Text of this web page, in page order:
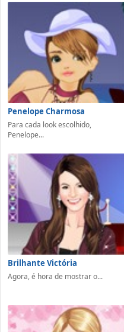
Penelope Charmosa
Para cada look escolhido,
Penelope...
Brilhante Victória
Agora, é hora de mostrar o...